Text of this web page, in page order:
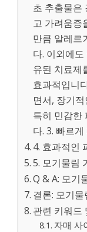
초 추출물은
고 가려움증
만큼 알레르
다. 이외에
유된 치료제
효과적입니
면서, 장기
특히 민감한
다. 3. 빠르
4. 효과적인
5. 모기물림
Q & A: 모기
결론: 모기
관련 키워드
자매 사